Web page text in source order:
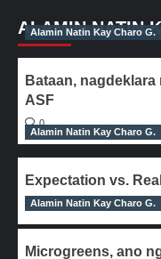
ALAMIN NATIN
Alamin Natin Kay Charo G.
Bataan,
ASF
0
Alamin Natin Kay Charo G.
Expectation vs.
0
Alamin Natin Kay Charo G.
Microgreens, ano